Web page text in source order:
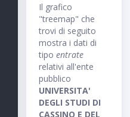
Il grafico
"treemap" che
trovi di seguito
mostra i dati di
tipo entrate
relativi all'ente
pubblico
UNIVERSITA'
DEGLI STUDI DI
CASSINO E DEL